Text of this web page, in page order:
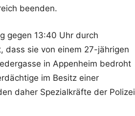
beenden.
gegen 13:40 Uhr durch
dass sie von einem 27-jährigen
in Appenheim bedroht
im Besitz einer
daher Spezialkräfte der Polizei